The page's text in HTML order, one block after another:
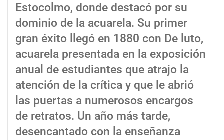
Estocolmo, donde destacó por su
dominio de la acuarela. Su primer
gran éxito llegó en 1880 con De luto,
acuarela presentada en la exposición
anual de estudiantes que atrajo la
atención de la crítica y que le abrió
las puertas a numerosos encargos
de retratos. Un año más tarde,
desencantado con la enseñanza